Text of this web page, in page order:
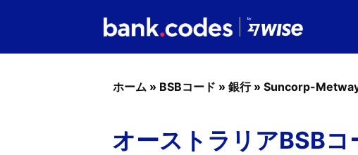
ホーム » BSBコード » 銀行» Suncorp-
オーストラリアBSB